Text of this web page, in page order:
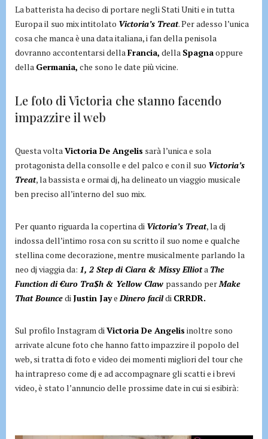
La batterista ha deciso di portare negli Stati Uniti e in tutta
Europa il suo mix intitolato Victoria’s Treat. Per adesso l’unica
cosa che manca è una data italiana, i fan della penisola
dovranno accontentarsi dellaFrancia, della Spagnaoppure
della Germania, che sono le date più vicine.
Le foto di Victoria che stanno facendo
impazzire il web
Questa voltaVictoria De Angelis sarà l’unica e sola
protagonista della consolle e del palco e con il suo Victoria’s
Treat, la bassista e ormai dj, ha delineato un viaggio musicale
ben preciso all’interno del suo mix.
Per quanto riguarda la copertina di Victoria’s Treat, la dj
indossa dell’intimo rosa con su scritto il suo nome e qualche
stellina come decorazione, mentre musicalmente parlando la
neo dj viaggia da: 1, 2 Step di Ciara & Missy Elliota The
Function di €uro Tra$h & Yellow Claw passando perMake
That Bouncedi Justin JayeDinero facildi CRRDR.
Sul profilo Instagram diVictoria De Angelis inoltre sono
arrivate alcune foto che hanno fatto impazzire il popolo del
web, si tratta di foto e video dei momenti migliori del tour che
ha intrapreso come dj e ad accompagnare gli scatti e i brevi
video, è stato l’annuncio delle prossime date in cui si esibirà: